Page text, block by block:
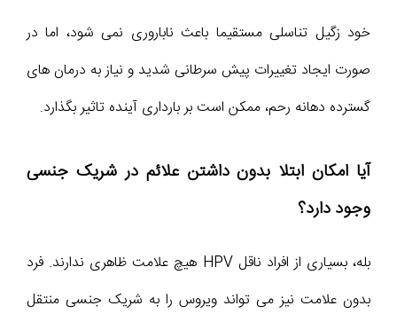
خود زگیل تناسلی مستقیما باعث ناباروری نمی شود، اما در
صورت ایجاد تغییرات پیش سرطانی شدید و نیاز به درمان های
گسترده دهانه رحم، ممکن است بر بارداری آینده تاثیر بگذارد.
آیا امکان ابتلا بدون داشتن علائم در شریک جنسی
وجود دارد؟
بله، بسیاری از افراد ناقل HPV هیچ علامت ظاهری ندارند. فرد
بدون علامت نیز می تواند ویروس را به شریک جنسی منتقل